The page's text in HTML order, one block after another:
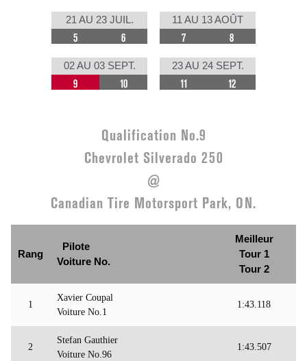
21 AU 23 JUIL.
5 6
11 AU 13 AOÛT
7 8
02 AU 03 SEPT.
9 10
23 AU 24 SEPT.
11 12
Qualification No.9
Chevrolet Silverado 250
@
Canadian Tire Motorsport Park, ON.
Rang
Pilote
Voiture No.
Meilleur
Tour 1
Tour 2
1
Xavier Coupal
Voiture No.1
1:43.118
2
Stefan Gauthier
Voiture No.96
1:43.507